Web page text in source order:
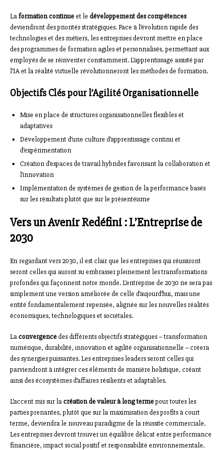
La formation continueet le développement des compétences
deviendront des priorités stratégiques. Face à l’évolution rapide des
technologies et des métiers, les entreprises devront mettre en place
des programmes de formation agiles et personnalisés, permettant aux
employés de se réinventer constamment. L’apprentissage assisté par
l’IA et la réalité virtuelle révolutionneront les méthodes de formation.
Objectifs Clés pour l’Agilité Organisationnelle
Mise en place de structures organisationnelles flexibles et
adaptatives
Développement d’une culture d’apprentissage continu et
d’expérimentation
Création d’espaces de travail hybrides favorisant la collaboration et
l’innovation
Implémentation de systèmes de gestion de la performance basés
sur les résultats plutôt que sur le présentéisme
Vers un Avenir Redéfini : L’Entreprise de
2030
En regardant vers 2030, il est clair que les entreprises qui réussiront
seront celles qui auront su embrasser pleinement les transformations
profondes qui façonnent notre monde. L’entreprise de 2030 ne sera pas
simplement une version améliorée de celle d’aujourd’hui, mais une
entité fondamentalement repensée, alignée sur les nouvelles réalités
économiques, technologiques et sociétales.
Laconvergencedes différents objectifs stratégiques – transformation
numérique, durabilité, innovation et agilité organisationnelle – créera
des synergies puissantes. Les entreprises leaders seront celles qui
parviendront à intégrer ces éléments de manière holistique, créant
ainsi des écosystèmes d’affaires résilients et adaptables.
L’accent mis sur lacréation de valeur à long termepour toutes les
parties prenantes, plutôt que sur la maximisation des profits à court
terme, deviendra le nouveau paradigme de la réussite commerciale.
Les entreprises devront trouver un équilibre délicat entre performance
financière, impact social positif et responsabilité environnementale.